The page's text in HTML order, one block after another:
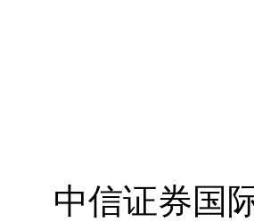
中信证券国